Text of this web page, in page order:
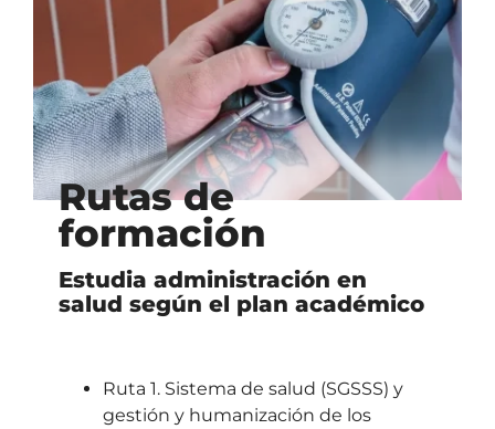
Rutas de
formación
Estudia administración en
salud según el plan académico
Ruta 1. Sistema de salud (SGSSS) y
gestión y humanización de los